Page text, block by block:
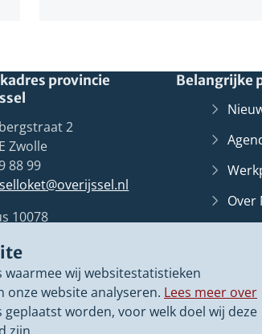
wij websitestatistieken
onze website analyseren. Lees meer over
geplaatst worden, voor welk doel wij deze
provincie
2
Zwolle
88 99
10078
Belangrijke
Over